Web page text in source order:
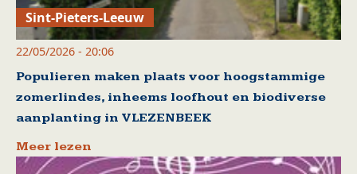
Sint-Pieters-Leeuw
22/05/2026 - 20:06
Populieren maken plaats voor hoogstammige
zomerlindes, inheems loofhout en biodiverse
aanplanting in VLEZENBEEK
Meer lezen